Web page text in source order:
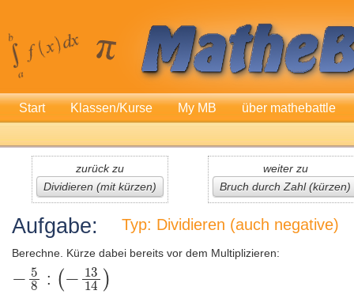
Start Klassen/Kurse My MB über mathebattle
zurück zu
Dividieren (mit kürzen)
weiter zu
Bruch durch Zahl (kürzen)
Aufgabe: Typ: Dividieren (auch negative)
Berechne. Kürze dabei bereits vor dem Multiplizieren:
: